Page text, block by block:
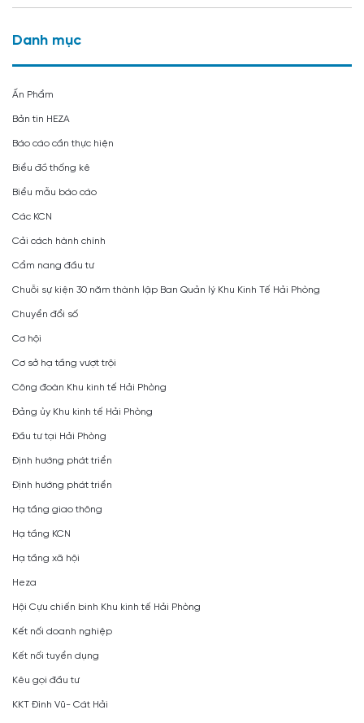
Danh mục
Ấn Phẩm
Bản tin HEZA
Báo cáo cần thực hiện
Biểu đồ thống kê
Biểu mẫu báo cáo
Các KCN
Cải cách hành chính
Cẩm nang đầu tư
Chuỗi sự kiện 30 năm thành lập Ban Quản lý Khu Kinh Tế Hải Phòng
Chuyển đổi số
Cơ hội
Cơ sở hạ tầng vượt trội
Công đoàn Khu kinh tế Hải Phòng
Đảng ủy Khu kinh tế Hải Phòng
Đầu tư tại Hải Phòng
Định hướng phát triển
Định hướng phát triển
Hạ tầng giao thông
Hạ tầng KCN
Hạ tầng xã hội
Heza
Hội Cựu chiến binh Khu kinh tế Hải Phòng
Kết nối doanh nghiệp
Kết nối tuyển dụng
Kêu gọi đầu tư
KKT Đình Vũ- Cát Hải